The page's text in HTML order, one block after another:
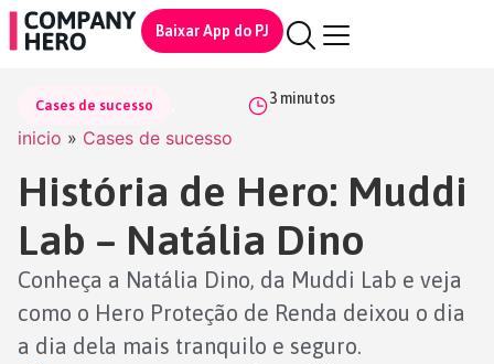
Baixar App do PJ
Cases de sucesso
inicio » Cases de sucesso
3 minutos
História de Hero: Muddi
Lab – Natália Dino
Conheça a Natália Dino, da Muddi Lab e veja
como o Hero Proteção de Renda deixou o dia
a dia dela mais tranquilo e seguro.